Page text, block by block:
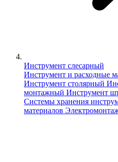
Инструмент слесарный
Инструмент и расходные
Инструмент столярный
монтажный Инструмент
Сиcтемы хранения
материалов